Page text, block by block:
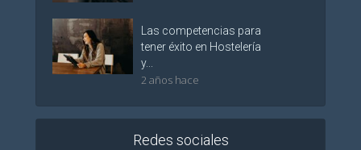
Las competencias para
tener éxito en Hostelería
y...
2 años hace
Redes sociales